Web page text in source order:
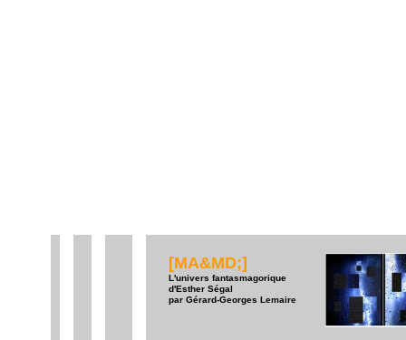
[MA&MD;]
L'univers fantasmagorique
d'Esther Ségal
par Gérard-Georges Lemaire